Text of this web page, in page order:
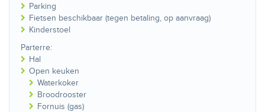
Parking
Fietsen beschikbaar (tegen betaling, op aanvraag)
Kinderstoel
Parterre:
Hal
Open keuken
Waterkoker
Broodrooster
Fornuis (gas)